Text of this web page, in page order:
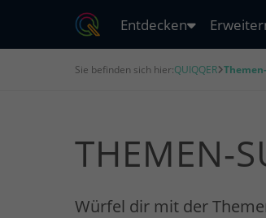
Entdecken
Sie befinden sich hier:QUIQQER
THEMEN-
Würfel dir mit der